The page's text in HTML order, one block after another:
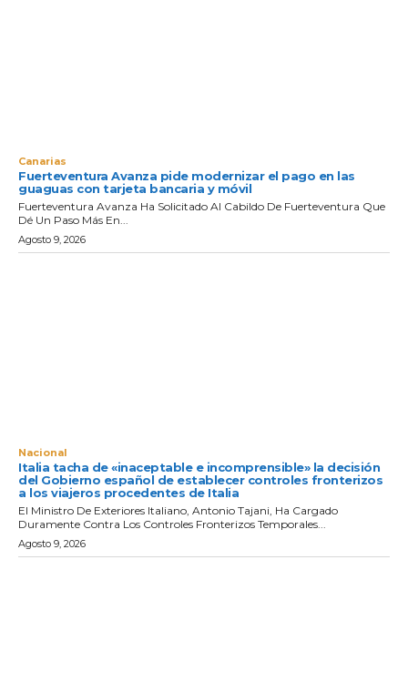
Canarias
Fuerteventura Avanza pide modernizar el pago en las
guaguas con tarjeta bancaria y móvil
Fuerteventura Avanza Ha Solicitado Al Cabildo De Fuerteventura Que
Dé Un Paso Más En...
Agosto 9, 2026
Nacional
Italia tacha de «inaceptable e incomprensible» la decisión
del Gobierno español de establecer controles fronterizos
a los viajeros procedentes de Italia
El Ministro De Exteriores Italiano, Antonio Tajani, Ha Cargado
Duramente Contra Los Controles Fronterizos Temporales...
Agosto 9, 2026